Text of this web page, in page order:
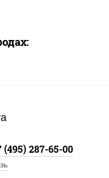
(495) 287-65-00